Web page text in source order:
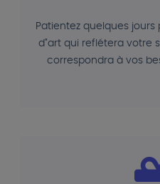
Patientez quelques
d"art qui reflétera votre
correspondra à vos